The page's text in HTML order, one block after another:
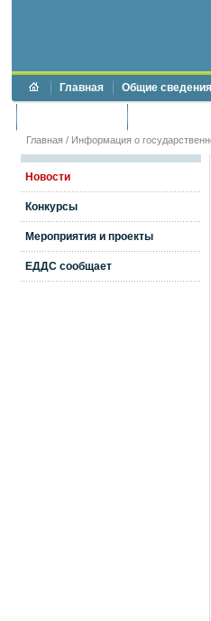
Главная Общие сведения
Главная / Информация о
Новости
Конкурсы
Мероприятия и проекты
ЕДДС сообщает